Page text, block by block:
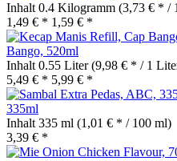
Inhalt 0.4 Kilogramm (3,73 € * /
1,49 € * 1,59 € *
Bango, 520ml
Inhalt 0.55 Liter(9,98 € * / 1
5,49 € * 5,99 € *
335ml
Inhalt 335 ml (1,01 € * / 100 ml)
3,39 € *